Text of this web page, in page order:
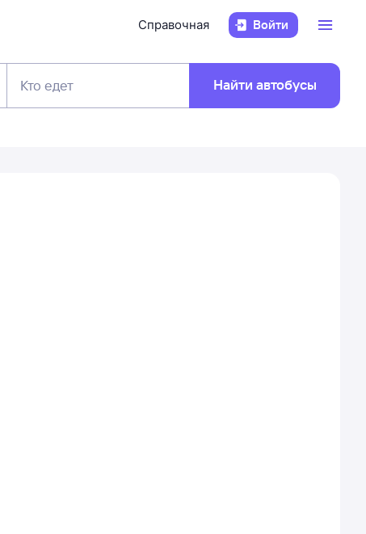
Справочная Войти
Кто едет Найти автобусы